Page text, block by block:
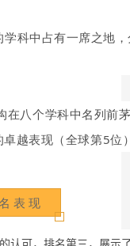
科中占有一席之地
在八个学科中名列前
越表现（全球第5位
表现